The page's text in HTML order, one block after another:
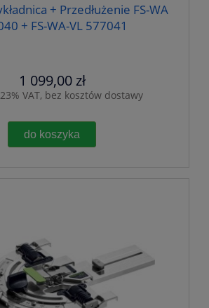
+ Przedłużenie FS-WA
+ FS-WA-VL 577041
1 099,00 zł
VAT, bez kosztów dostawy
do koszyka